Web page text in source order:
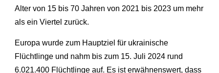
Alter von 15 bis 70 Jahren von 2021 bis 2023 um mehr
als ein Viertel zurück.
Europa wurde zum Hauptziel für ukrainische
Flüchtlinge und nahm bis zum 15. Juli 2024 rund
6.021.400 Flüchtlinge auf. Es ist erwähnenswert, dass